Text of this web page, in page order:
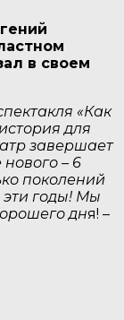
в своем
«Как
для
завершает
– 6
поколений
годы! Мы
дня! –